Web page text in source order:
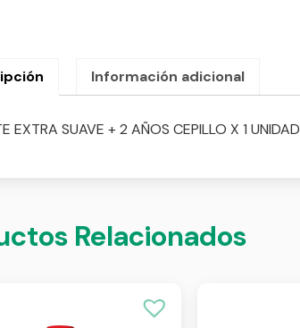
Información adicional
EXTRA SUAVE + 2 AÑOS CEPILLO X 1 UNIDAD
Relacionados